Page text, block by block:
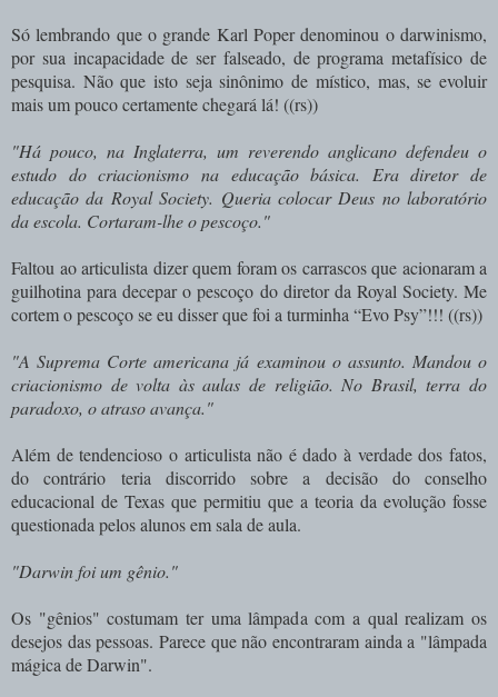
Só lembrando que o grande Karl Poper denominou o darwinismo,
por sua incapacidade de ser falseado, de programa metafísico de
pesquisa. Não que isto seja sinônimo de místico, mas, se evoluir
mais um pouco certamente chegará lá! ((rs))
"Há pouco, na Inglaterra, um reverendo anglicano defendeu o
estudo do criacionismo na educação básica. Era diretor de
educação da Royal Society. Queria colocar Deus no laboratório
da escola. Cortaram-lhe o pescoço."
Faltou ao articulista dizer quem foram os carrascos que acionaram a
guilhotina para decepar o pescoço do diretor da Royal Society. Me
cortem o pescoço se eu disser que foi a turminha “Evo Psy”!!! ((rs))
"A Suprema Corte americana já examinou o assunto. Mandou o
criacionismo de volta às aulas de religião. No Brasil, terra do
paradoxo, o atraso avança."
Além de tendencioso o articulista não é dado à verdade dos fatos,
do contrário teria discorrido sobre a decisão do conselho
educacional de Texas que permitiu que a teoria da evolução fosse
questionada pelos alunos em sala de aula.
"Darwin foi um gênio."
Os "gênios" costumam ter uma lâmpada com a qual realizam os
desejos das pessoas. Parece que não encontraram ainda a "lâmpada
mágica de Darwin".